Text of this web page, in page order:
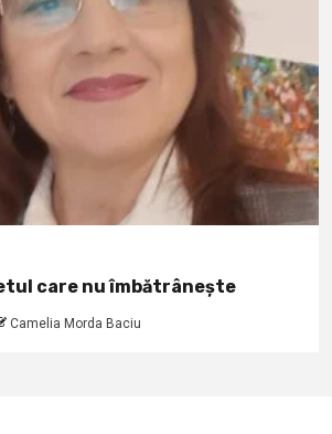
care nu îmbătrânește
Camelia Morda Baciu